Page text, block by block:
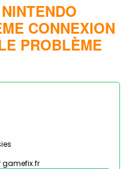
CONNEXION
PROBLÈME
gamefix.fr